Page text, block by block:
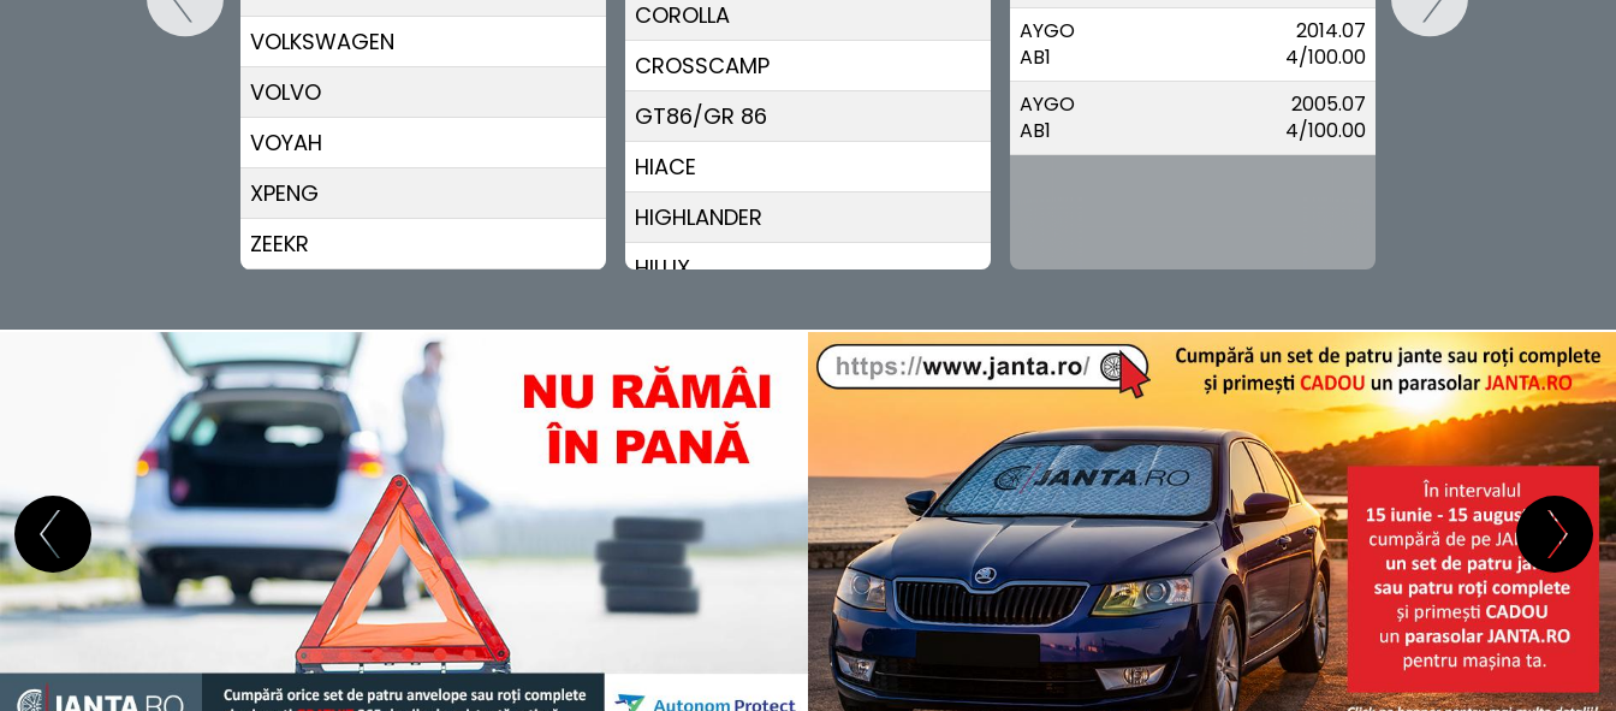
VOLKSWAGEN
VOLVO
VOYAH
XPENG
ZEEKR
COROLLA
CROSSCAMP
GT86/GR 86
HIACE
HIGHLANDER
HILUX
LAND CRUISER
MIRAI
PREVIA
PRIUS
PROACE
RAV 4
SUPRA
AYGO
AB1
2014.07
4/100.00
AYGO
AB1
2005.07
4/100.00